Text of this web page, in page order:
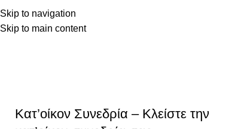
Skip to navigation
Skip to main content
ΥΠΗΡΕΣΙΕΣ
Κατ’οίκον Συνεδρία – Κλείστε την